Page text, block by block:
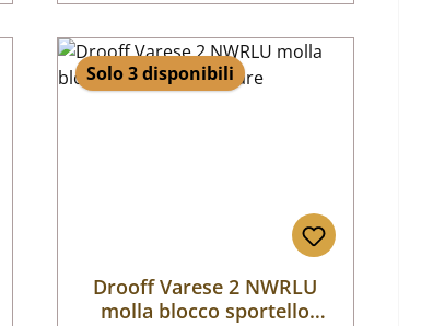
Solo 3 disponibili
Drooff Varese 2 NWRLU
molla blocco sportello